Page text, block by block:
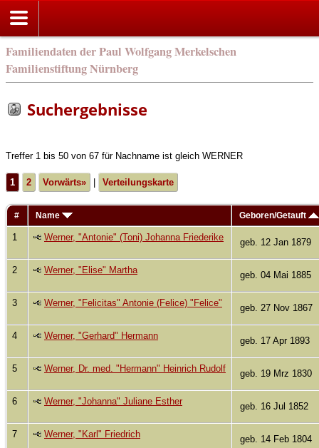
Familiendaten der Paul Wolfgang Merkelschen
Familienstiftung Nürnberg
Suchergebnisse
Treffer 1 bis 50 von 67 für Nachname ist gleich WERNER
1 2 Vorwärts» Verteilungskarte
# Name Geboren/Getauft
1 Werner, "Antonie" (Toni) Johanna Friederike geb. 12 Jan 1879
2 Werner, "Elise" Martha geb. 04 Mai 1885
3 Werner, "Felicitas" Antonie (Felice) "Felice" geb. 27 Nov 1867
4 Werner, "Gerhard" Hermann geb. 17 Apr 1893
5 Werner, Dr. med. "Hermann" Heinrich Rudolf geb. 19 Mrz 1830
6 Werner, "Johanna" Juliane Esther geb. 16 Jul 1852
7 Werner, "Karl" Friedrich geb. 14 Feb 1804